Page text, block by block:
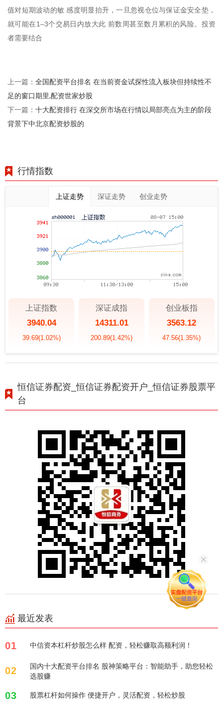
值对短期波动的敏 感度明显抬升，一旦忽视仓位与保证金安全垫，
就可能在1–3个交易日内放大此 前数周甚至数月累积的风险。投资
者需要结合
上一篇： 全国配资平台排名 在当前资金试探性流入板块但持续性不
足的窗口期里,配资世家炒股
下一篇： 十大配资排行 在深交所市场在行情以局部亮点为主的阶段
背景下中北京配资炒股的
行情指数
上证走势 深证走势 创业走势
上证指数
3940.04
39.69(1.02%)
深证成指
14311.01
200.89(1.42%)
创业板指
3563.12
47.56(1.35%)
恒信证券配资_恒信证券配资开户_恒信证券股票平
台
最近发表
01 中信资本杠杆炒股怎么样 配资，轻松赚取高额利润！
02
国内十大配资平台排名 股神策略平台：智能助手，助您轻松
选股赚
03 股票杠杆如何操作 便捷开户，灵活配资，轻松炒股